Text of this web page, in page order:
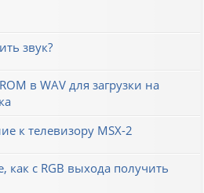
звук?
в WAV для загрузки на
к телевизору MSX-2
как с RGB выхода получить